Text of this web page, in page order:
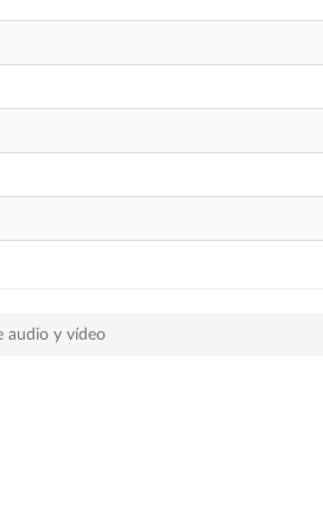
audio y vídeo